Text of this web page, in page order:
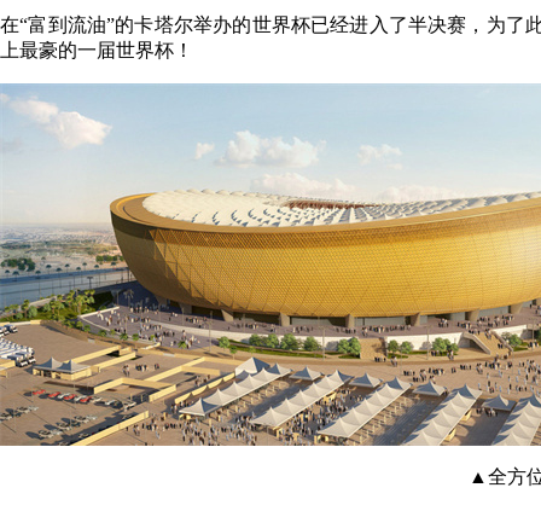
在“富到流油”的卡塔尔举办的世界杯已经进入了半决赛，为了
上最豪的一届世界杯！
▲全方